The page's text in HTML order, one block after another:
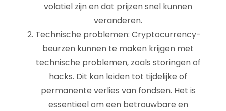
volatiel zijn en dat prijzen snel kunnen
veranderen.
Technische problemen: Cryptocurrency-
beurzen kunnen te maken krijgen met
technische problemen, zoals storingen of
hacks. Dit kan leiden tot tijdelijke of
permanente verlies van fondsen. Het is
essentieel om een betrouwbare en